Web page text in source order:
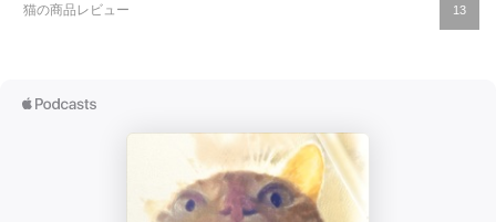
猫の商品レビュー 13